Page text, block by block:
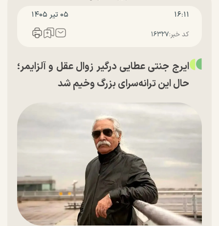
۱۶:۱۱ ۰۵ تير ۱۴۰۵
کد خبر:۱۶۳۲۷
ایرج جنتی عطایی درگیر زوال عقل و آلزایمر؛
حال این ترانه‌سرای بزرگ وخیم شد